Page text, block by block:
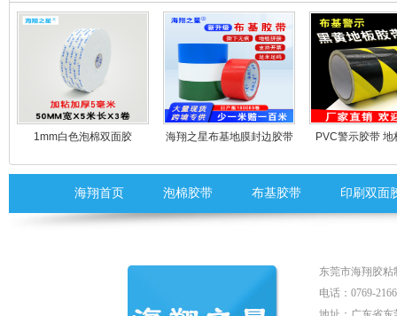
1mm白色泡棉双面胶 海翔之星布基地膜封边胶带
PVC警示胶带 地
海翔首页 泡棉胶带 布基胶带 印刷双面
东莞市海翔胶
电话：0769-